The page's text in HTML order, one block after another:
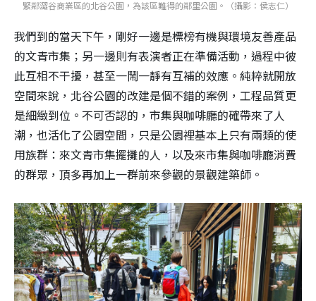
緊鄰澀谷商業區的北谷公園，為該區難得的鄰里公園。（攝影：侯志仁）
我們到的當天下午，剛好一邊是標榜有機與環境友善產品
的文青市集；另一邊則有表演者正在準備活動，過程中彼
此互相不干擾，甚至一鬧一靜有互補的效應。純粹就開放
空間來說，北谷公園的改建是個不錯的案例，工程品質更
是細緻到位。不可否認的，市集與咖啡廳的確帶來了人
潮，也活化了公園空間，只是公園裡基本上只有兩類的使
用族群：來文青市集擺攤的人，以及來市集與咖啡廳消費
的群眾，頂多再加上一群前來參觀的景觀建築師。